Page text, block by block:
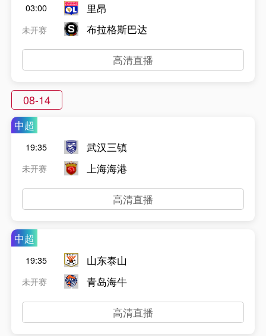
03:00
未开赛
里昂
布拉格斯巴达
高清直播
08-14
中超
19:35
未开赛
武汉三镇
上海海港
高清直播
中超
19:35
未开赛
山东泰山
青岛海牛
高清直播